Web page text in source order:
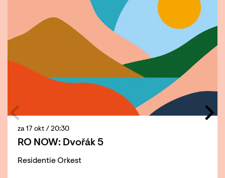
RO NOW: Dvořák 5
Residentie Orkest
za 17 okt / 20:30